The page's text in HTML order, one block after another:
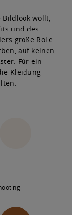
wollt,
und des
große Rolle.
auf keinen
Für ein
Kleidung